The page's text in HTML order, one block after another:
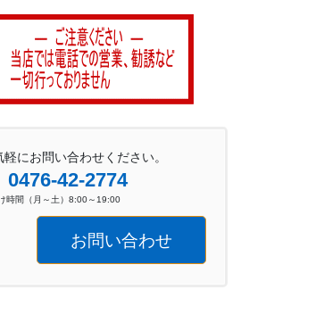
軽にお問い合わせください。
0476-42-2774
時間（月～土）8:00～19:00
お問い合わせ